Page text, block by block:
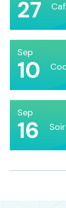
27
Sep
10
Sep
16